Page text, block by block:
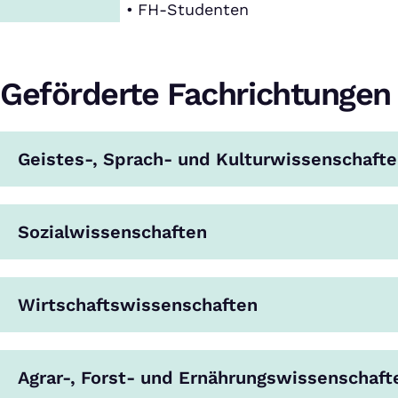
FH-Studenten
Geförderte Fachrichtungen
Geistes-, Sprach- und
Sozialwissenschaften
Wirtschaftswissenschaften
Agrar-, Forst- und